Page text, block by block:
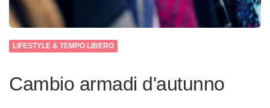
LIFESTYLE & TEMPO LIBERO
Cambio armadi d'autunno